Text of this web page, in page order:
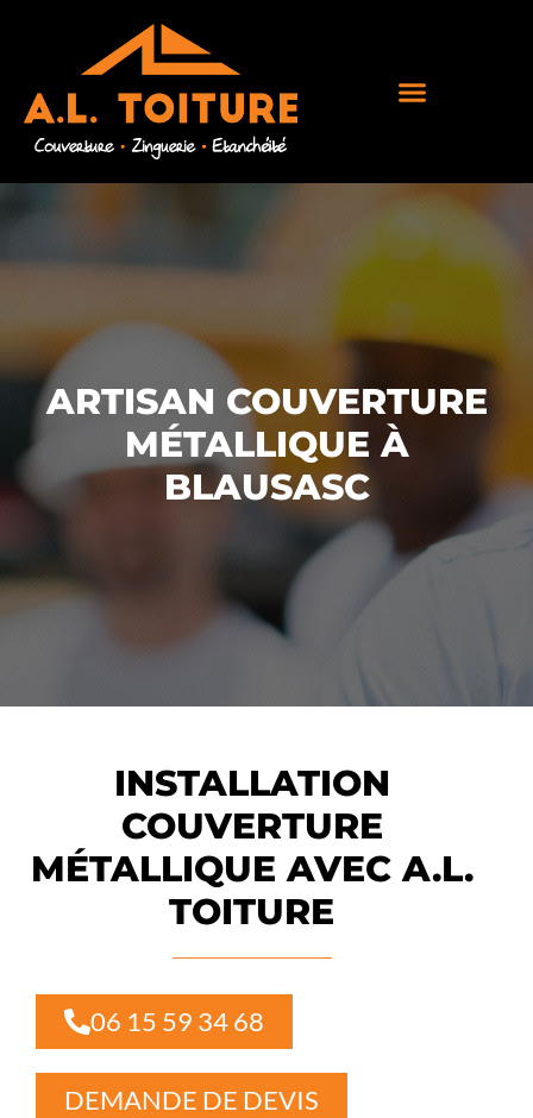
ARTISAN COUVERTURE
MÉTALLIQUE À
BLAUSASC
INSTALLATION
COUVERTURE
MÉTALLIQUE AVEC A.L.
TOITURE
06 15 59 34 68
DEMANDE DE DEVIS